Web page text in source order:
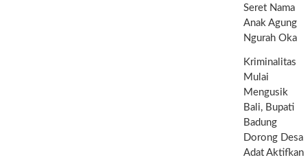
Seret Nama
Anak Agung
Ngurah Oka
Kriminalitas
Mulai
Mengusik
Bali, Bupati
Badung
Dorong Desa
Adat Aktifkan